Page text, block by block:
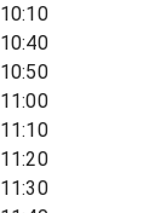
10:10
10:40
10:50
11:00
11:10
11:20
11:30